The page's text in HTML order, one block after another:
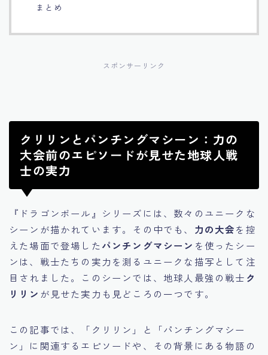
まとめ
スポンサーリンク
クリリンとパンチングマシーン：力の
大会前のエピソードが見せた地球人戦
士の実力
『ドラゴンボール』シリーズには、数々のユニークな
シーンが描かれています。その中でも、 力の大会を控
えた場面で登場した パンチングマシーン を使ったシー
ンは、戦士たちの実力を測るユニークな描写として注
目されました。このシーンでは、地球人最強の戦士 ク
リリン が見せた実力も見どころの一つです。
この記事では、「クリリン」と「パンチングマシー
ン」に関連するエピソードや、その背景にある物語の